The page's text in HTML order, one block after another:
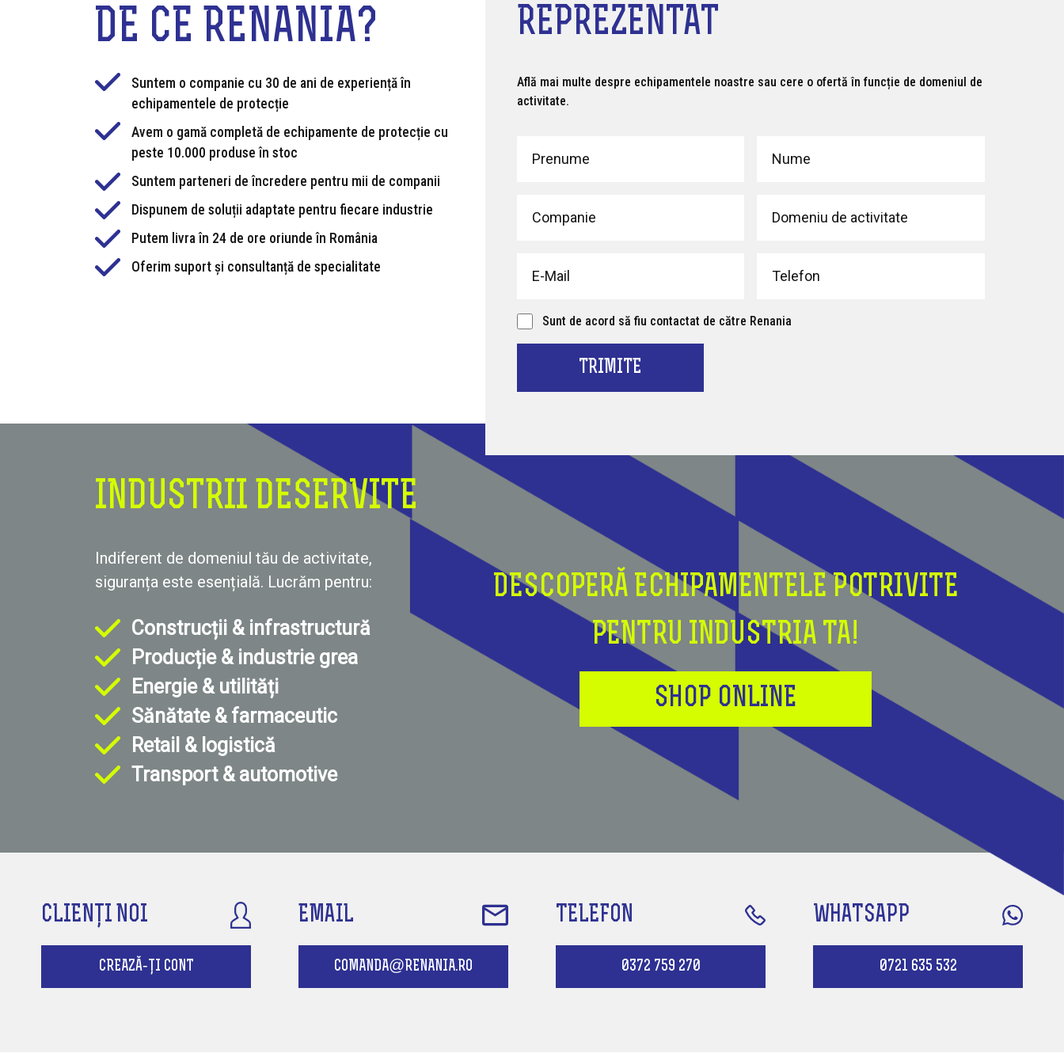
DE CE RENANIA?
Suntem o companie cu 30 de ani de experiență în
echipamentele de protecție
Avem o gamă completă de echipamente de protecție cu
peste 10.000 produse în stoc
Suntem parteneri de încredere pentru mii de companii
Dispunem de soluții adaptate pentru fiecare industrie
Putem livra în 24 de ore oriunde în România
Oferim suport și consultanță de specialitate
REPREZENTAT
Află mai multe despre echipamentele noastre sau cere o ofertă în funcție de domeniul de
activitate.
Sunt de acord să fiu contactat de către Renania
TRIMITE
INDUSTRII DESERVITE
Indiferent de domeniul tău de activitate,
siguranța este esențială. Lucrăm pentru:
Construcții & infrastructură
Producție & industrie grea
Energie & utilități
Sănătate & farmaceutic
Retail & logistică
Transport & automotive
DESCOPERĂ ECHIPAMENTELE POTRIVITE
PENTRU INDUSTRIA TA!
SHOP ONLINE
CLIENȚI NOI
CREAZĂ-ȚI CONT
EMAIL
COMANDA@RENANIA.RO
TELEFON
0372 759 270
WHATSAPP
0721 635 532